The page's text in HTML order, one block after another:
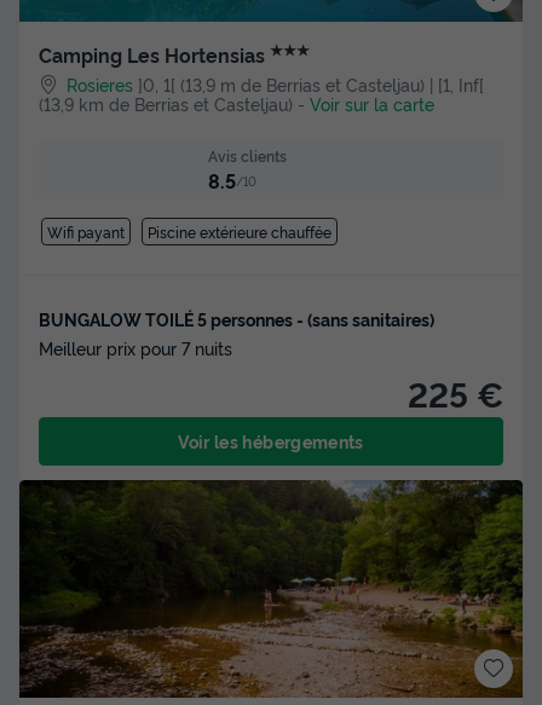
Camping Les Hortensias ★★★
Rosieres ]0, 1[ (13,9 m de Berrias et Casteljau) | [1, Inf[
(13,9 km de Berrias et Casteljau) - Voir sur la carte
Avis clients
8.5/10
Wifi payant Piscine extérieure chauffée
BUNGALOW TOILÉ 5 personnes - (sans sanitaires)
Meilleur prix pour 7 nuits
225 €
Voir les hébergements